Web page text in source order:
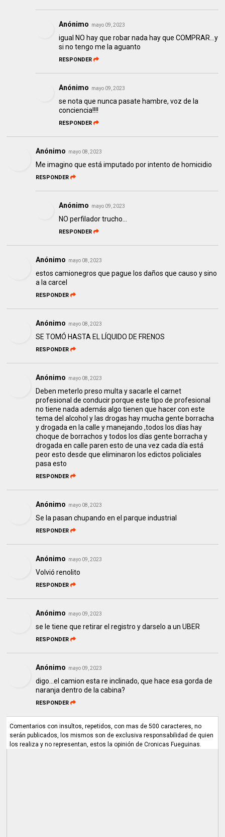
Anónimo mayo 09, 2023
igual NO hay que robar nada hay que COMPRAR...y
si no tengo me la aguanto
RESPONDER
Anónimo mayo 09, 2023
se nota que nunca pasate hambre, voz de la
conciencia!!!!
RESPONDER
Anónimo mayo 08, 2023
Me imagino que está imputado por intento de homicidio
RESPONDER
Anónimo mayo 09, 2023
NO perfilador trucho...
RESPONDER
Anónimo mayo 08, 2023
estos camionegros que pague los daños que causo y sino
a la carcel
RESPONDER
Anónimo mayo 08, 2023
SE TOMÓ HASTA EL LÍQUIDO DE FRENOS
RESPONDER
Anónimo mayo 08, 2023
Deben meterlo preso multa y sacarle el carnet
profesional de conducir porque este tipo de profesional
no tiene nada además algo tienen que hacer con este
tema del alcohol y las drogas hay mucha gente borracha
y drogada en la calle y manejando ,todos los días hay
choque de borrachos y todos los días gente borracha y
drogada en calle paren esto de una vez cada día está
peor esto desde que eliminaron los edictos policiales
pasa esto
RESPONDER
Anónimo mayo 08, 2023
Se la pasan chupando en el parque industrial
RESPONDER
Anónimo mayo 09, 2023
Volvió renolito
RESPONDER
Anónimo mayo 09, 2023
se le tiene que retirar el registro y darselo a un UBER
RESPONDER
Anónimo mayo 09, 2023
digo...el camion esta re inclinado, que hace esa gorda de
naranja dentro de la cabina?
RESPONDER
Comentarios con insultos, repetidos, con mas de 500 caracteres, no
serán publicados, los mismos son de exclusiva responsabilidad de quien
los realiza y no representan, estos la opinión de Cronicas Fueguinas.